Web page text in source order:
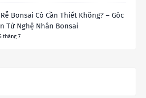
Bonsai Có Cần Thiết Không? – Góc
Từ Nghệ Nhân Bonsai
tháng 7